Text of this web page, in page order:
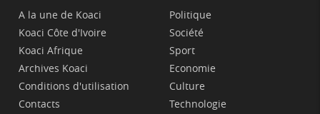
A la une de Koaci
Koaci Côte d'Ivoire
Koaci Afrique
Archives Koaci
Conditions d'utilisation
Contacts
Politique
Société
Sport
Economie
Culture
Technologie